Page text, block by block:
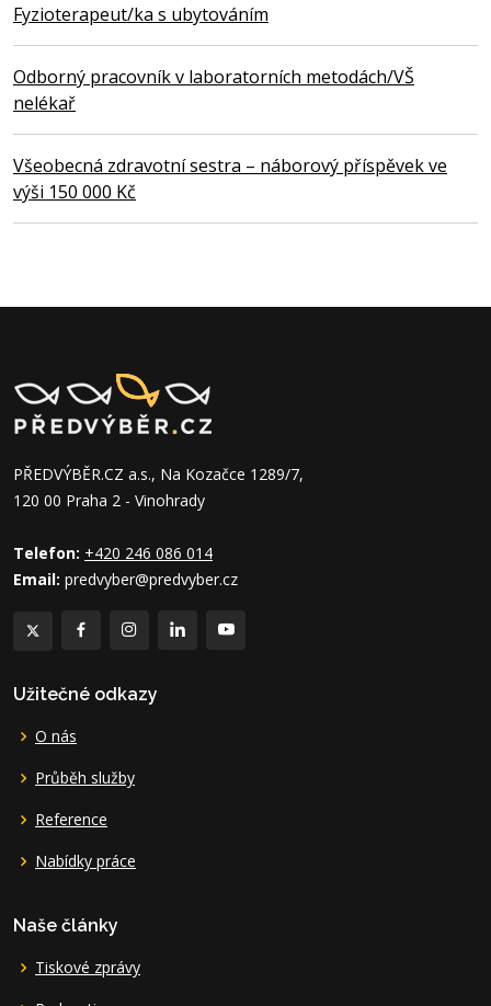
Fyzioterapeut/ka s ubytováním
Odborný pracovník v laboratorních metodách/VŠ
nelékař
Všeobecná zdravotní sestra – náborový příspěvek ve
výši 150 000 Kč
PŘEDVÝBĚR.CZ a.s., Na Kozačce 1289/7,
120 00 Praha 2 - Vinohrady
Telefon: +420 246 086 014
Email: predvyber@predvyber.cz
Užitečné odkazy
O nás
Průběh služby
Reference
Nabídky práce
Naše články
Tiskové zprávy